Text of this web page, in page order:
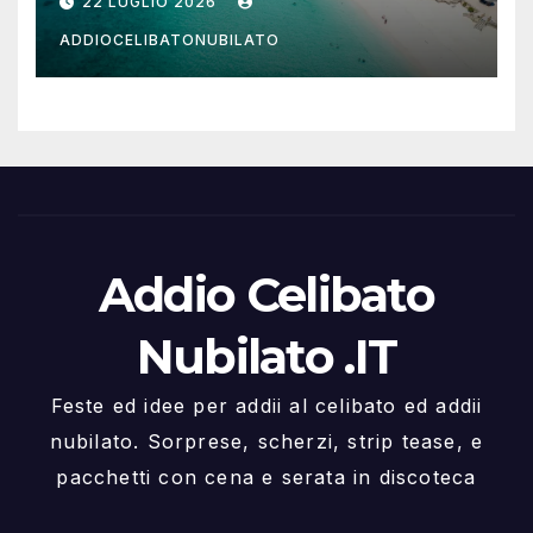
ADDIOCELIBATONUBILATO
Addio Celibato
Nubilato .IT
Feste ed idee per addii al celibato ed addii
nubilato. Sorprese, scherzi, strip tease, e
pacchetti con cena e serata in discoteca